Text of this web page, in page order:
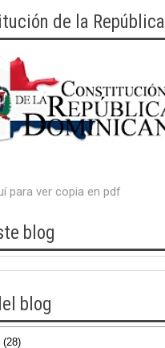
de la República
para ver copia en pdf
blog
blog